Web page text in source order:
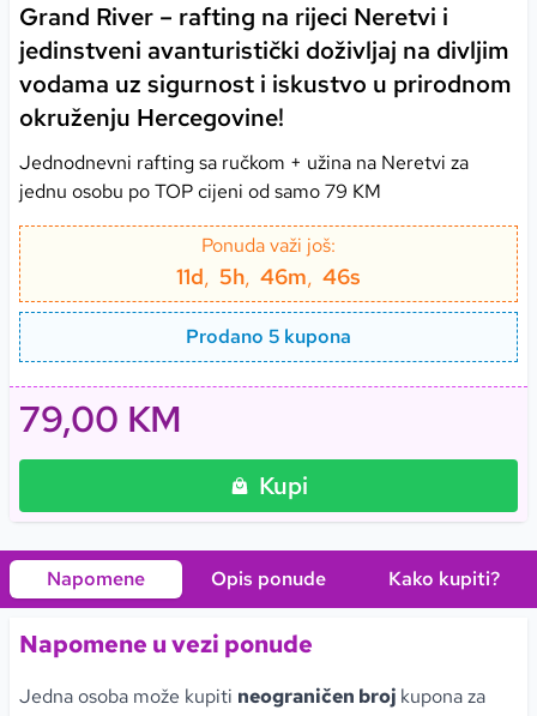
Grand River – rafting na rijeci Neretvi i
jedinstveni avanturistički doživljaj na divljim
vodama uz sigurnost i iskustvo u prirodnom
okruženju Hercegovine!
Jednodnevni rafting sa ručkom + užina na Neretvi za
jednu osobu po TOP cijeni od samo 79 KM
Ponuda važi još:
11d, 5h, 46m, 46s
Prodano 5 kupona
79,00 KM
Kupi
Napomene Opis ponude Kako kupiti?
Napomene u vezi ponude
Jedna osoba može kupiti neograničen broj kupona za